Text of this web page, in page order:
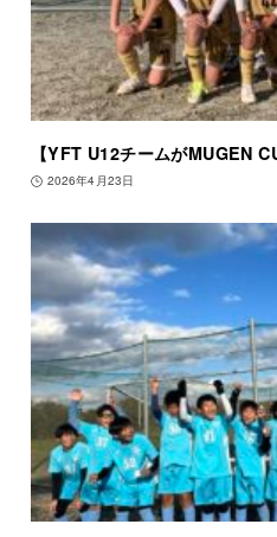
【YFT U12チームがMUGEN
2026年4月23日